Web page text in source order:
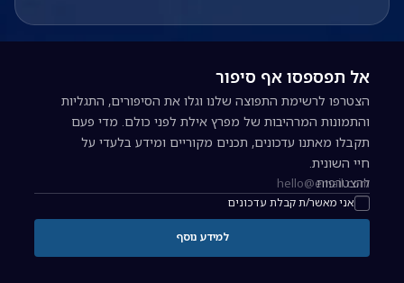
אל תפספסו אף סיפור
הצטרפו לרשימת התפוצה שלנו וגלו את הסיפורים, התגליות
והתמונות המרהיבות של מפרץ אילת לפני כולם. מדי פעם
תקבלו מאתנו עדכונים, תכנים מקוריים ומידע בלעדי על
חיי השונית.
כתובת אימייל להרשמה לניוזלטר
אני מאשר/ת קבלת עדכונים
להצטרפות
למידע נוסף